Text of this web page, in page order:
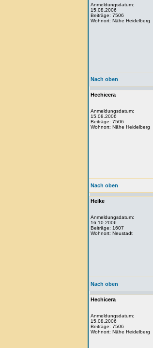
Anmeldungsdatum:
15.08.2006
Beiträge: 7506
Wohnort: Nähe Heidelberg
Nach oben
Hechicera
Anmeldungsdatum:
15.08.2006
Beiträge: 7506
Wohnort: Nähe Heidelberg
Nach oben
Heike
Anmeldungsdatum:
16.10.2006
Beiträge: 1607
Wohnort: Neustadt
Nach oben
Hechicera
Anmeldungsdatum:
15.08.2006
Beiträge: 7506
Wohnort: Nähe Heidelberg